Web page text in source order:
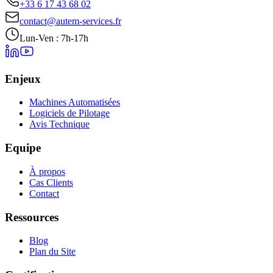
+33 6 17 43 68 02
contact@autem-services.fr
Lun-Ven : 7h-17h
Enjeux
Machines Automatisées
Logiciels de Pilotage
Avis Technique
Equipe
À propos
Cas Clients
Contact
Ressources
Blog
Plan du Site